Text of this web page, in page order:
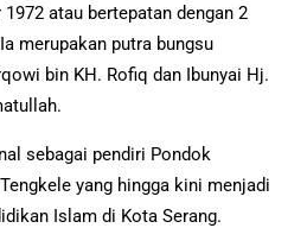
atau bertepatan dengan 2
merupakan putra bungsu
bin KH. Rofiq dan Ibunyai Hj.
sebagai pendiri Pondok
yang hingga kini menjadi
Islam di Kota Serang.